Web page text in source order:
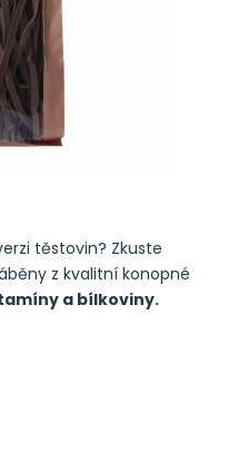
těstovin? Zkuste
z kvalitní konopné
a bílkoviny.